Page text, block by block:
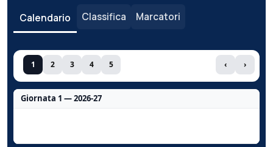
Calendario Classifica Marcatori
1 2 3 4 5 ‹ ›
Giornata 1 — 2026-27